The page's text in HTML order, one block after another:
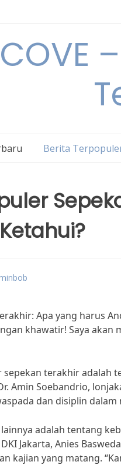
Berita
Apa yang harus
khawatir! Saya
terakhir adalah
Amin Soebandrio,
dan disiplin
adalah tentang
Jakarta, Anies
kajian yang matang.